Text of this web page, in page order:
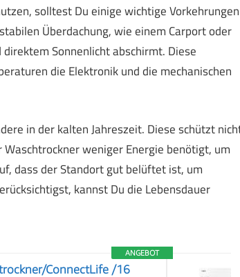
solltest Du einige wichtige Vorkehrungen
Überdachung, wie einem Carport oder
Sonnenlicht abschirmt. Diese
die Elektronik und die mechanischen
in der kalten Jahreszeit. Diese schützt
weniger Energie benötigt, um
dass der Standort gut belüftet ist, um
kannst Du die Lebensdauer
ANGEBOT
ConnectLife /16